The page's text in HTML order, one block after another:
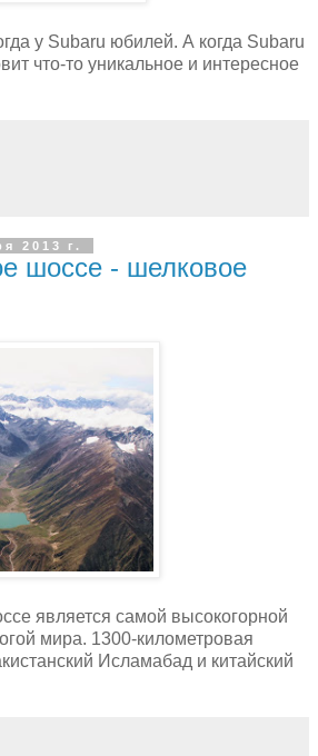
у Subaru юбилей. А когда Subaru
что-то уникальное и интересное
2013 г.
шоссе - шелковое
является самой высокогорной
мира. 1300-километровая
Исламабад и китайский